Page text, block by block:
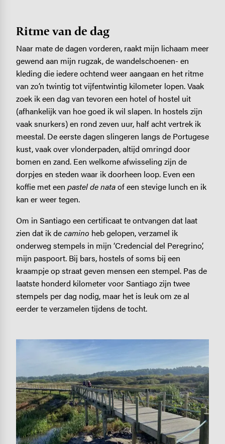
Ritme van de dag
Naar mate de dagen vorderen, raakt mijn lichaam meer
gewend aan mijn rugzak, de wandelschoenen- en
kleding die iedere ochtend weer aangaan en het ritme
van zo’n twintig tot vijfentwintig kilometer lopen. Vaak
zoek ik een dag van tevoren een hotel of hostel uit
(afhankelijk van hoe goed ik wil slapen. In hostels zijn
vaak snurkers) en rond zeven uur, half acht vertrek ik
meestal. De eerste dagen slingeren langs de Portugese
kust, vaak over vlonderpaden, altijd omringd door
bomen en zand. Een welkome afwisseling zijn de
dorpjes en steden waar ik doorheen loop. Even een
koffie met een pastel de nataof een stevige lunch en ik
kan er weer tegen.
Om in Santiago een certificaat te ontvangen dat laat
zien dat ik decamino heb gelopen, verzamel ik
onderweg stempels in mijn ‘Credencial del Peregrino’,
mijn paspoort. Bij bars, hostels of soms bij een
kraampje op straat geven mensen een stempel. Pas de
laatste honderd kilometer voor Santiago zijn twee
stempels per dag nodig, maar het is leuk om ze al
eerder te verzamelen tijdens de tocht.